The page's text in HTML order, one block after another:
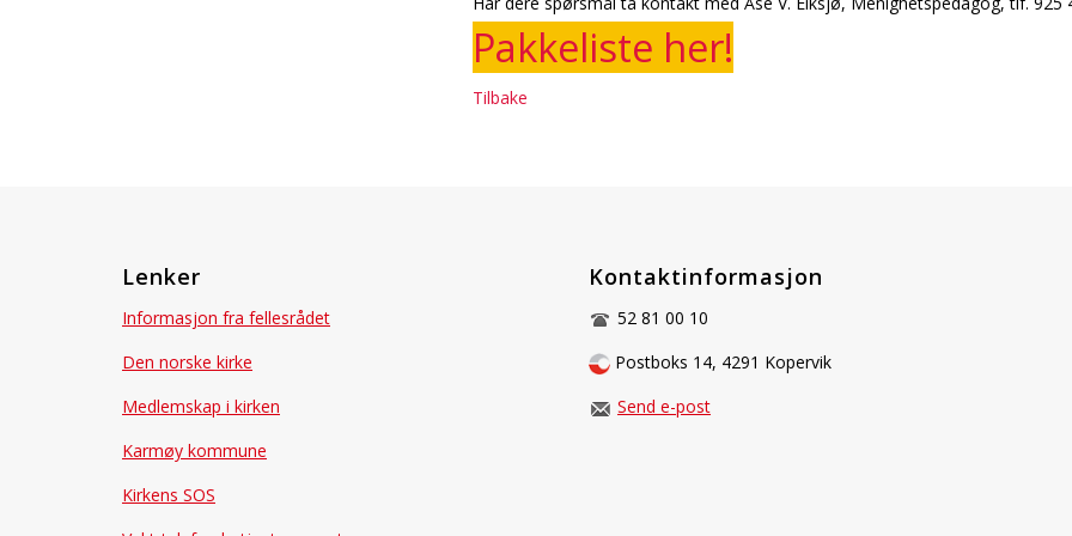
Pakkeliste her!
Tilbake
Lenker
Informasjon fra fellesrådet
Den norske kirke
Medlemskap i kirken
Karmøy kommune
Kirkens SOS
Kontaktinformasjon
52 81 00 10
Postboks 14, 4291 Kopervik
Send e-post